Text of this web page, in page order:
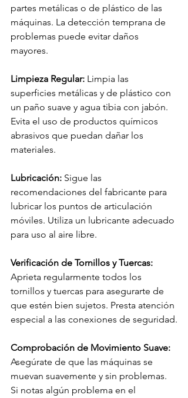
partes metálicas o de plástico de las
máquinas. La detección temprana de
problemas puede evitar daños
mayores.
Limpieza Regular: Limpia las
superficies metálicas y de plástico con
un paño suave y agua tibia con jabón.
Evita el uso de productos químicos
abrasivos que puedan dañar los
materiales.
Lubricación: Sigue las
recomendaciones del fabricante para
lubricar los puntos de articulación
móviles. Utiliza un lubricante adecuado
para uso al aire libre.
Verificación de Tornillos y Tuercas:
Aprieta regularmente todos los
tornillos y tuercas para asegurarte de
que estén bien sujetos. Presta atención
especial a las conexiones de seguridad.
Comprobación de Movimiento Suave:
Asegúrate de que las máquinas se
muevan suavemente y sin problemas.
Si notas algún problema en el